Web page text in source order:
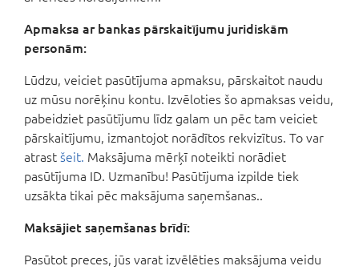
Apmaksa ar bankas pārskaitījumu juridiskām
personām:
Lūdzu, veiciet pasūtījuma apmaksu, pārskaitot naudu
uz mūsu norēķinu kontu. Izvēloties šo apmaksas veidu,
pabeidziet pasūtījumu līdz galam un pēc tam veiciet
pārskaitījumu, izmantojot norādītos rekvizītus. To var
atrast šeit. Maksājuma mērķī noteikti norādiet
pasūtījuma ID. Uzmanību! Pasūtījuma izpilde tiek
uzsākta tikai pēc maksājuma saņemšanas..
Maksājiet saņemšanas brīdī:
Pasūtot preces, jūs varat izvēlēties maksājuma veidu